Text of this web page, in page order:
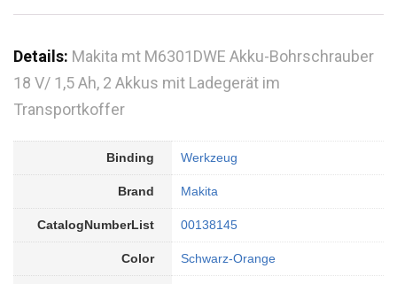
Details: Makita mt M6301DWE Akku-Bohrschrauber
18 V/ 1,5 Ah, 2 Akkus mit Ladegerät im
Transportkoffer
Binding Werkzeug
Brand Makita
CatalogNumberList 00138145
Color Schwarz-Orange